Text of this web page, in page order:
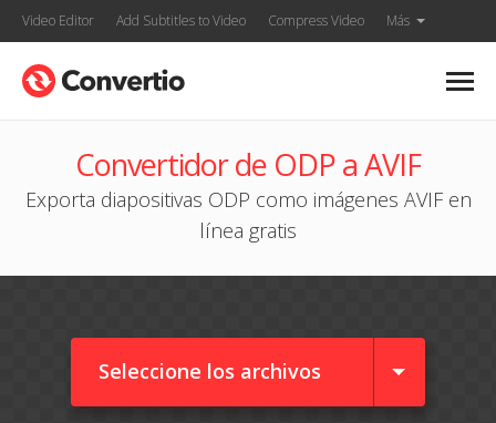
Video Editor Add Subtitles to Video Compress Video Más
Convertidor de ODP a AVIF
Exporta diapositivas ODP como imágenes AVIF en
línea gratis
Seleccione los archivos